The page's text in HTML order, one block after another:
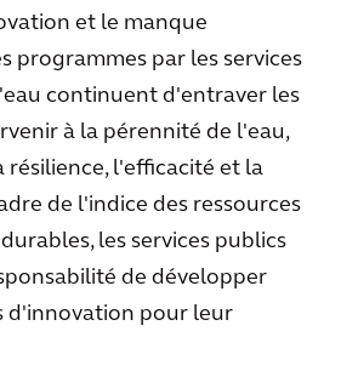
et le manque
programmes par les services
continuent d'entraver les
à la pérennité de l'eau,
résilience, l'efficacité et la
de l'indice des ressources
les services publics
de développer
d'innovation pour leur